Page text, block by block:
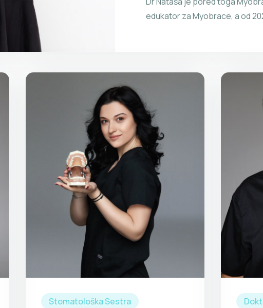
edukator za Myobrace, a od
Stomatološka Sestra
Srednja Medicinska škola Doboj, smer
zubno-stomatološki tehničar završena
2018. godine
Stomatološki fakultet, Univerzitet u
Beogradu, osnovne strukovne studije
zubni tehničar – protetičar uspešno
završila 2021. godine.
u